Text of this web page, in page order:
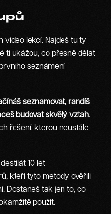
video lekcí. Najdeš tu ty
ti ukážou, co přesně dělat
seznámení
seznamovat, randíš
budovat skvělý vztah.
řešení, kterou neustále
10 let
kteří tyto metody ověřili
Dostaneš tak jen to, co
použít.